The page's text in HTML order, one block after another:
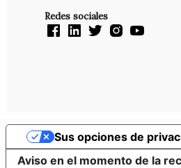
Redes sociales
Aviso en el momento de la
Sus opciones de